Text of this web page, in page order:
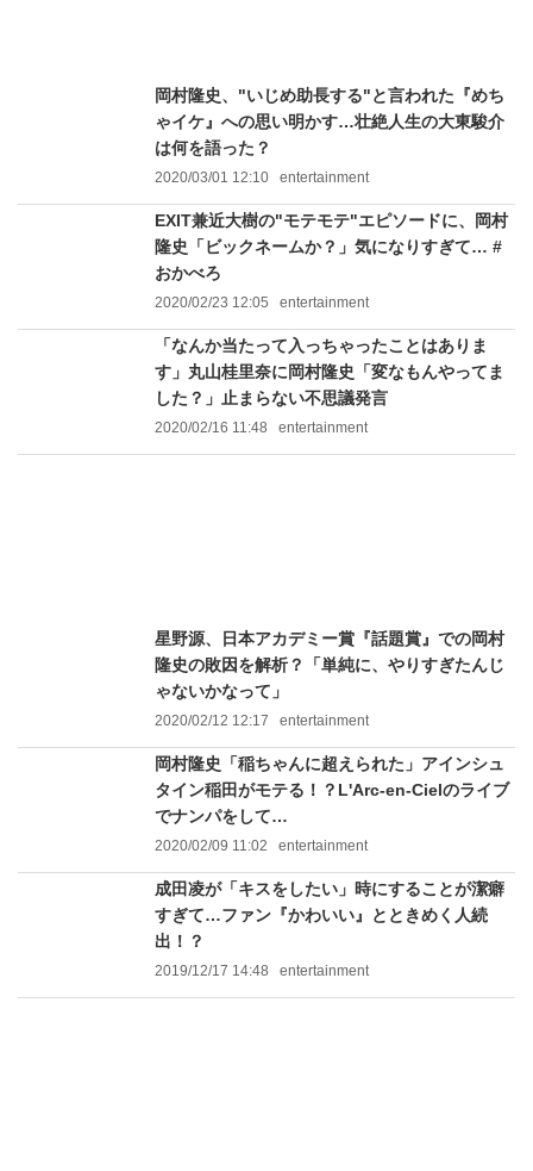
岡村隆史、"いじめ助長する"と言われた『めち
ゃイケ』への思い明かす…壮絶人生の大東駿介
は何を語った？
2020/03/01 12:10 entertainment
EXIT兼近大樹の"モテモテ"エピソードに、岡村
隆史「ビックネームか？」気になりすぎて… #
おかべろ
2020/02/23 12:05 entertainment
「なんか当たって入っちゃったことはありま
す」丸山桂里奈に岡村隆史「変なもんやってま
した？」止まらない不思議発言
2020/02/16 11:48 entertainment
星野源、日本アカデミー賞『話題賞』での岡村
隆史の敗因を解析？「単純に、やりすぎたんじ
ゃないかなって」
2020/02/12 12:17 entertainment
岡村隆史「稲ちゃんに超えられた」アインシュ
タイン稲田がモテる！？L'Arc-en-Cielのライブ
でナンパをして…
2020/02/09 11:02 entertainment
成田凌が「キスをしたい」時にすることが潔癖
すぎて…ファン『かわいい』とときめく人続
出！？
2019/12/17 14:48 entertainment